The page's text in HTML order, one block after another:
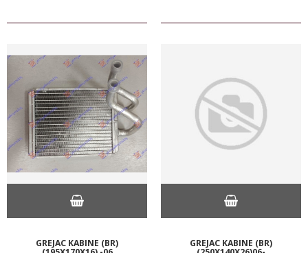
GREJAC KABINE (BR) GREJAC KABINE (BR)